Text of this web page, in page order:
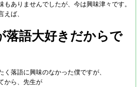
もありませんでしたが、今は興味津々です。
えば、
落語大好きだからで
落語に興味のなかった僕ですが、
から、先生が